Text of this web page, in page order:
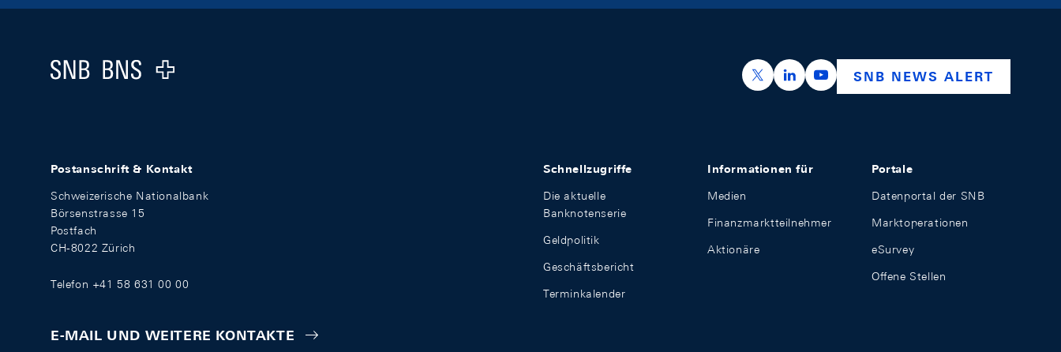
Logo
https://x.com/snb_bns
https://ch.linkedin.com/company/swiss-
https://www.youtube.com/
SNB NEWS ALERT
Postanschrift & Kontakt
Schweizerische Nationalbank
Börsenstrasse 15
Postfach
CH-8022 Zürich
Telefon +41 58 631 00 00
E-MAIL UND WEITERE KONTAKTE
Schnellzugriffe
Die aktuelle
Banknotenserie
Geldpolitik
Geschäftsbericht
Terminkalender
Informationen für
Medien
Finanzmarktteilnehmer
Aktionäre
Portale
Datenportal der SNB
Marktoperationen
eSurvey
Offene Stellen